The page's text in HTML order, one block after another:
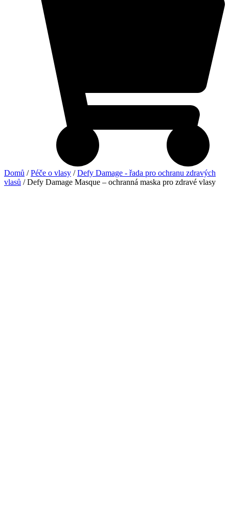
Domů /Péče o vlasy /Defy Damage - řada pro ochranu zdravých
vlasů / Defy Damage Masque – ochranná maska pro zdravé vlasy